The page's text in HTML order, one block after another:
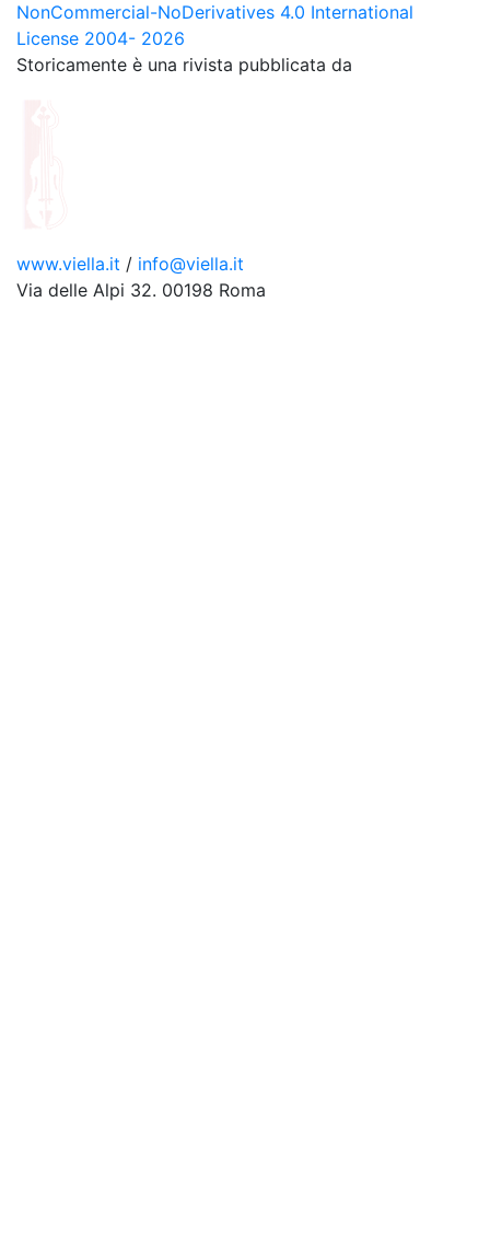
NonCommercial-NoDerivatives 4.0 International
License 2004- 2026
Storicamente è una rivista pubblicata da
www.viella.it / info@viella.it
Via delle Alpi 32. 00198 Roma